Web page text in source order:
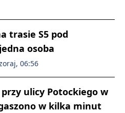
trasie S5 pod
osoba
06:56
przy ulicy Potockiego w
w kilka minut